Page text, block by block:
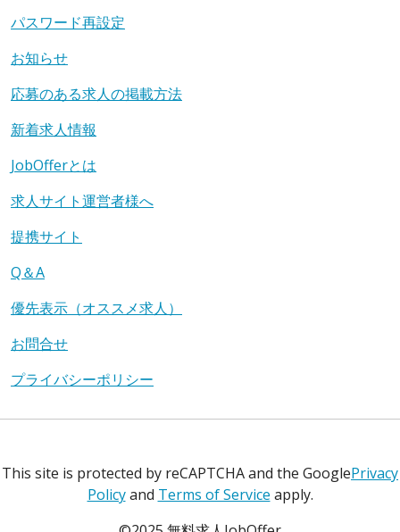
パスワード再設定
お知らせ
応募のある求人の掲載方法
新着求人情報
JobOfferとは
求人サイト運営者様へ
提携サイト
Q＆A
優先表示（オススメ求人）
お問合せ
プライバシーポリシー
This site is protected by reCAPTCHA and the GooglePrivacy
Policyand Terms of Service apply.